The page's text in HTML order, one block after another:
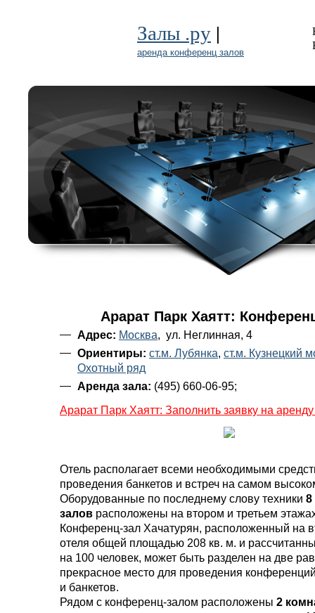
Залы .ру |
аренда конференц залов
Арарат Парк Хаятт:
Адрес: Москва, ул. Неглинная, 4
Ориентиры: ст.м. Лубянка, ст.м. Кузнецкий
Охотный ряд
Аренда зала: (495) 660-06-95;
Арарат Парк Хаятт: Заполнить заявку на
Отель располагает всеми необходимыми
проведения банкетов и встреч на самом
Оборудованные по последнему слову техники 8
залов расположены на втором и третьем
Конференц-зал Хачатурян, расположенный на
отеля общей площадью 208 кв. м. и
на 100 человек, может быть разделен на две
прекрасное место для проведения
и банкетов.
Рядом с конференц-залом расположены 2